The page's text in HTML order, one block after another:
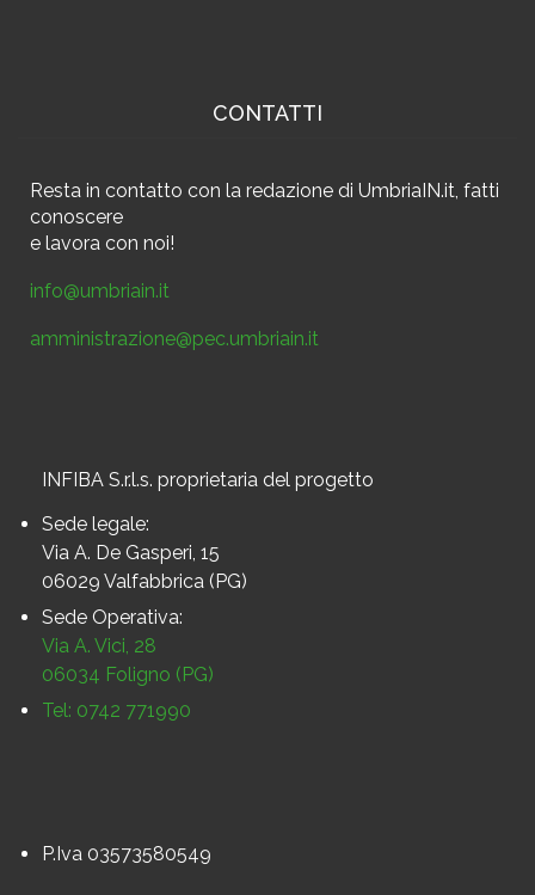
CONTATTI
Resta in contatto con la redazione di UmbriaIN.it, fatti
conoscere
e lavora con noi!
info@umbriain.it
amministrazione@pec.umbriain.it
INFIBA S.r.l.s. proprietaria del progetto
Sede legale:
Via A. De Gasperi, 15
06029 Valfabbrica (PG)
Sede Operativa:
Via A. Vici, 28
06034 Foligno (PG)
Tel: 0742 771990
P.Iva 03573580549